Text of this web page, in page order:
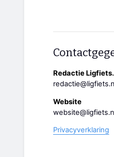
Redactie
Website
Privacyverklaring